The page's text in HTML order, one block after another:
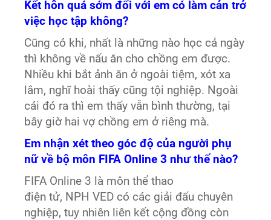
Kết hôn quá sớm đối với em có làm cản trở
việc học tập không?
Cũng có khi, nhất là những nào học cả ngày
thì không về nấu ăn cho chồng em được.
Nhiều khi bắt ảnh ăn ở ngoài tiệm, xót xa
lắm, nghĩ hoài thấy cũng tội nghiệp. Ngoài
cái đó ra thì em thấy vẫn bình thường, tại
bây giờ hai vợ chồng em ở riêng mà.
Em nhận xét theo góc độ của người phụ
nữ về bộ môn FIFA Online 3 như thế nào?
FIFA Online 3 là môn thể thao
điện tử, NPH VED có các giải đấu chuyên
nghiệp, tuy nhiên liên kết cộng đồng còn